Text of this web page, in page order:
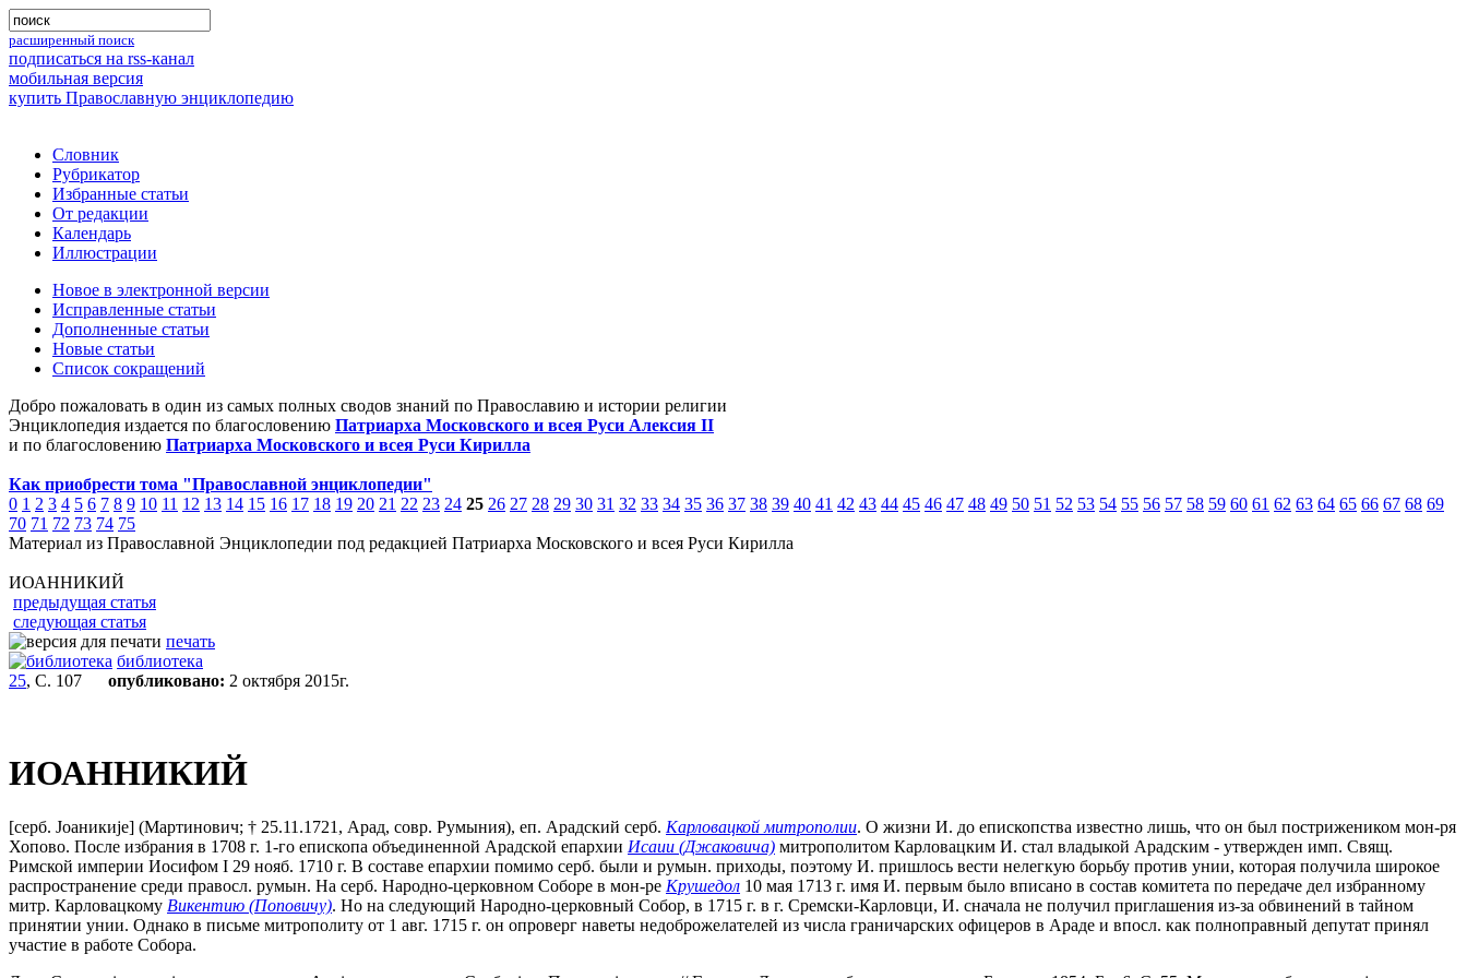
расширенный поиск
подписаться на rss-канал
мобильная версия
купить Православную энциклопедию
Словник
Рубрикатор
Избранные статьи
От редакции
Календарь
Иллюстрации
Новое в электронной версии
Исправленные статьи
Дополненные статьи
Новые статьи
Список сокращений
Добро пожаловать в один из самых полных сводов знаний по Православию и истории религии
Энциклопедия издается по благословению Патриарха Московского и всея Руси Алексия II
и по благословению Патриарха Московского и всея Руси Кирилла
Как приобрести тома "Православной энциклопедии"
0 1 2 3 4 5 6 7 8 9 10 11 12 13 14 15 16 17 18 19 20 21 22 23 24 25 26 27 28 29 30 31 32 33 34 35 36 37 38 39 40 41 42 43 44 45 46 47 48 49 50 51 52 53 54 55 56 57 58 59 60 61 62 63 64 65 66 67 68 69
70 71 72 73 74 75
Материал из Православной Энциклопедии под редакцией Патриарха Московского и всея Руси Кирилла
ИОАННИКИЙ
предыдущая статья
следующая статья
печать
библиотека
25, С. 107 опубликовано: 2 октября 2015г.
ИОАННИКИЙ
[серб. Jоаникиjе] (Мартинович; † 25.11.1721, Арад, совр. Румыния), еп. Арадский серб. Карловацкой митрополии. О жизни И. до епископства известно лишь, что он был пострижеником мон-ря
Хопово. После избрания в 1708 г. 1-го епископа объединенной Арадской епархии Исаии (Джаковича) митрополитом Карловацким И. стал владыкой Арадским - утвержден имп. Свящ.
Римской империи Иосифом I 29 нояб. 1710 г. В составе епархии помимо серб. были и румын. приходы, поэтому И. пришлось вести нелегкую борьбу против унии, которая получила широкое
распространение среди правосл. румын. На серб. Народно-церковном Соборе в мон-ре Крушедол 10 мая 1713 г. имя И. первым было вписано в состав комитета по передаче дел избранному
митр. Карловацкому Викентию (Поповичу). Но на следующий Народно-церковный Собор, в 1715 г. в г. Сремски-Карловци, И. сначала не получил приглашения из-за обвинений в тайном
принятии унии. Однако в письме митрополиту от 1 авг. 1715 г. он опроверг наветы недоброжелателей из числа граничарских офицеров в Араде и впосл. как полноправный депутат принял
участие в работе Собора.